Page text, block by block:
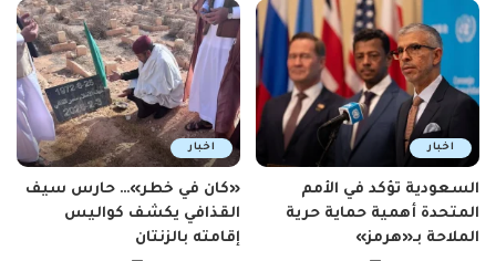
اخبار
السعودية تؤكد في الأمم
المتحدة أهمية حماية حرية
الملاحة بـ«هرمز»
اخبار
«كان في خطر»… حارس سيف
القذافي يكشف كواليس
إقامته بالزنتان